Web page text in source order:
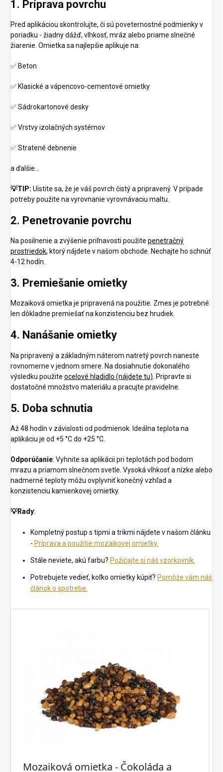
1. Príprava povrchu
Pred aplikáciou skontrolujte, či sú poveternostné podmienky v
poriadku - žiadny dážď, vlhkosť, mráz alebo priame slnečné
žiarenie. Omietka sa najlepšie aplikuje na:
✅ Beton
✅ Klasické a vápencovo-cementové omietky
✅Sádrokartonové desky
✅Vrstvy izolačných systémov
✅Stratené debnenie
a ďalšie…
💡TIP: Uistite sa, že je váš povrch čistý a pripravený. V prípade
potreby použite na vyrovnanie vyrovnávaciu maltu.
2. Penetrovanie povrchu
Na posilnenie a zvýšenie priľnavosti použite penetračný
prostriedok, ktorý nájdete v našom obchode. Nechajte ho schnúť
4-12 hodín.
3. Premiešanie omietky
Mozaiková omietka je pripravená na použitie. Zmes je potrebné
len dôkladne premiešať na konzistenciu bez hrudiek.
4. Nanášanie omietky
Na pripravený a základným náterom natretý povrch naneste
rovnomerne v jednom smere. Na dosiahnutie dokonalého
výsledku použite ocelové hladidlo (nájdete tu) . Pripravte si
dostatočné množstvo materiálu a pracujte pravidelne.
5. Doba schnutia
Až 48 hodín v závislosti od podmienok. Ideálna teplota na
aplikáciu je od +5 °C do +25 °C.
Odporúčanie: Vyhnite sa aplikácii pri teplotách pod bodom
mrazu a priamom slnečnom svetle. Vysoká vlhkosť a nízke alebo
nadmerné teploty môžu ovplyvniť konečný vzhľad a
konzistenciu kamienkovej omietky.
💡Rady:
Kompletný postup s tipmi a trikmi nájdete v našom článku
- Príprava a použitie mozaikovej omietky.
Stále neviete, akú farbu? Požičajte si náš vzorkovník.
Potrebujete vedieť, koľko omietky kúpiť? Pomôže vám náš
článok o spotrebe.